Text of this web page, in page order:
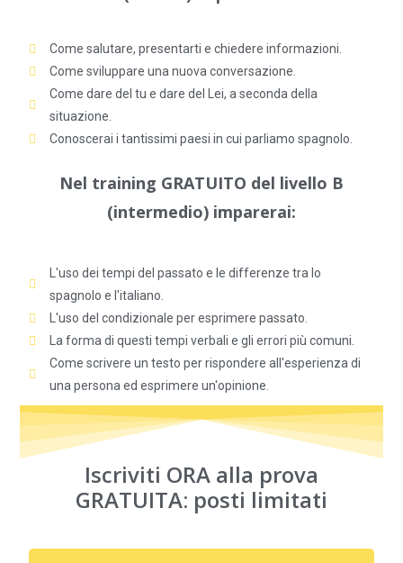
Come salutare, presentarti e chiedere informazioni.
Come sviluppare una nuova conversazione.
Come dare del tu e dare del Lei, a seconda della
situazione.
Conoscerai i tantissimi paesi in cui parliamo spagnolo.
Nel training GRATUITO del livello B
(intermedio) imparerai:
L'uso dei tempi del passato e le differenze tra lo
spagnolo e l'italiano.
L'uso del condizionale per esprimere passato.
La forma di questi tempi verbali e gli errori più comuni.
Come scrivere un testo per rispondere all'esperienza di
una persona ed esprimere un'opinione.
Iscriviti ORA alla prova
GRATUITA: posti limitati